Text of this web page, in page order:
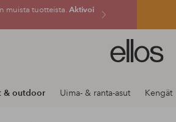
muista tuotteista. Aktivoi
Ellos-
logo
siirry
& outdoor Uima- & ranta-asut Kengät